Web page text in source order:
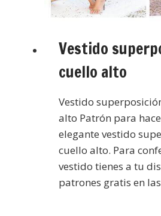
Vestido
cuello alto
Vestido
alto Patrón para
elegante vestido
cuello alto. Para
vestido tienes a tu
patrones gratis en